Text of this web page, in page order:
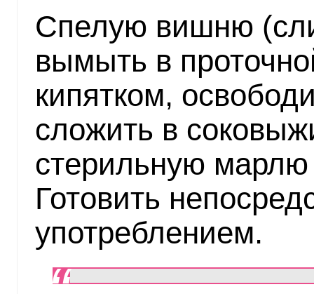
Спелую вишню
вымыть в
кипятком,
сложить в
стерильную марлю
Готовить
употреблением.